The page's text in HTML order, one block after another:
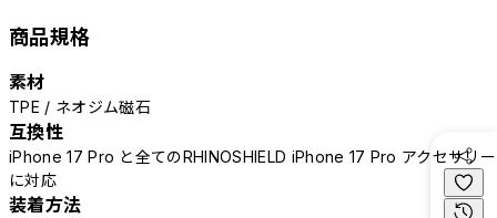
商品規格
素材
TPE / ネオジム磁石
互換性
iPhone 17 Pro と全てのRHINOSHIELD iPhone 17 Pro アクセサリー
に対応
装着方法